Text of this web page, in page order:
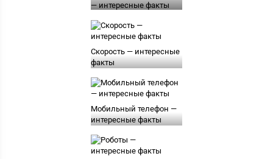
— интересные факты
Скорость — интересные
факты
Мобильный телефон —
интересные факты